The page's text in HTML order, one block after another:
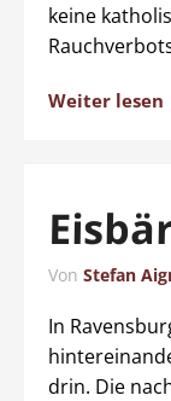
keine
Weiter lesen
Von Stefan
In
drin. Die